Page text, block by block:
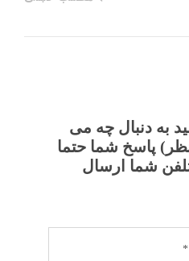
به دنبال چه می
پاسخ شما حتما
شما ارسال